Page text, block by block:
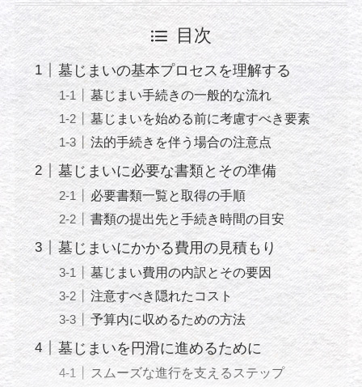
目次
墓じまいの基本プロセスを理解する
墓じまい手続きの一般的な流れ
墓じまいを始める前に考慮すべき要素
法的手続きを伴う場合の注意点
墓じまいに必要な書類とその準備
必要書類一覧と取得の手順
書類の提出先と手続き時間の目安
墓じまいにかかる費用の見積もり
墓じまい費用の内訳とその要因
注意すべき隠れたコスト
予算内に収めるための方法
墓じまいを円滑に進めるために
スムーズな進行を支えるステップ